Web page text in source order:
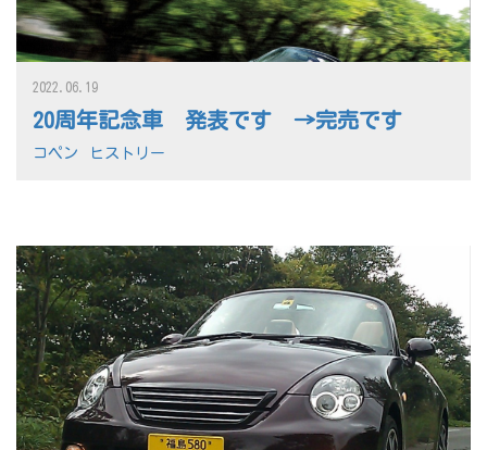
20周年記念車 発表です →完売です
2022.06.19
コペン ヒストリー